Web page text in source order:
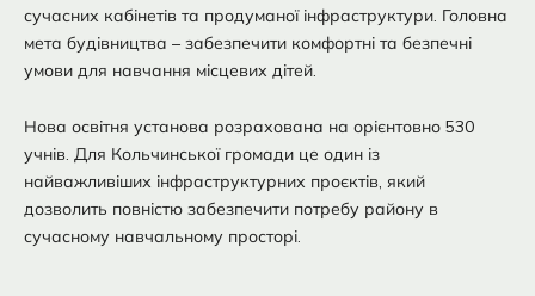
сучасних кабінетів та продуманої інфраструктури. Головна
мета будівництва – забезпечити комфортні та безпечні
умови для навчання місцевих дітей.
Нова освітня установа розрахована на орієнтовно 530
учнів. Для Кольчинської громади це один із
найважливіших інфраструктурних проєктів, який
дозволить повністю забезпечити потребу району в
сучасному навчальному просторі.